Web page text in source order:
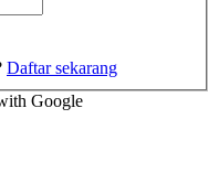
Daftar sekarang
Google